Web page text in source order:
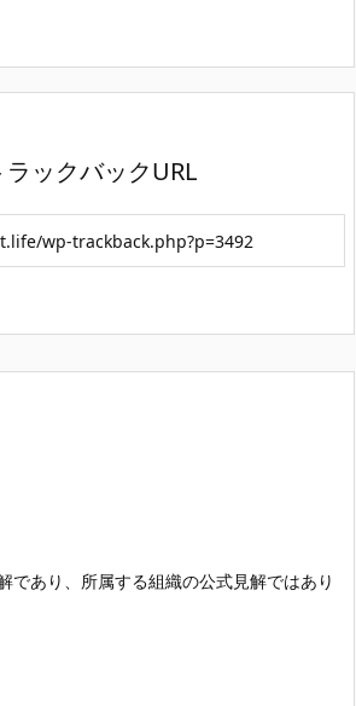
ックバックURL
であり、所属する組織の公式見解ではあり